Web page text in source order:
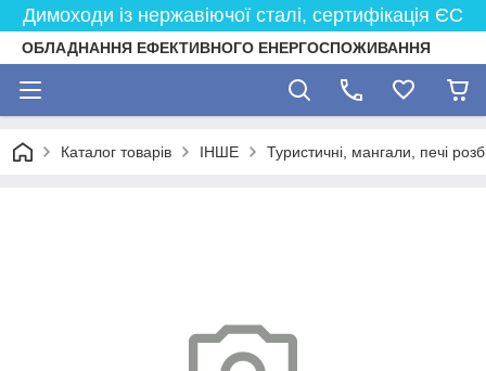
Димоходи із нержавіючої сталі, сертифікація ЄС
ОБЛАДНАННЯ ЕФЕКТИВНОГО ЕНЕРГОСПОЖИВАННЯ
Каталог товарів ІНШЕ Туристичні, мангали, печі